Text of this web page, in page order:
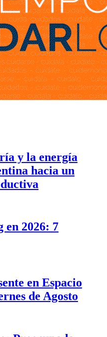
y la energía
hacia un
2026: 7
en Espacio
de Agosto